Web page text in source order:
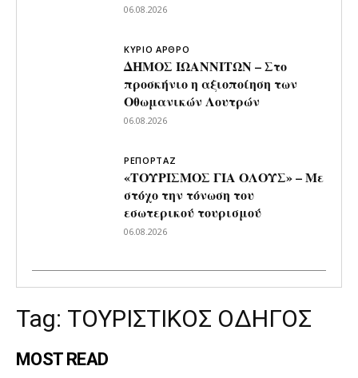
06.08.2026
ΚΥΡΙΟ ΑΡΘΡΟ
ΔΗΜΟΣ ΙΩΑΝΝΙΤΩΝ – Στο
προσκήνιο η αξιοποίηση των
Οθωμανικών Λουτρών
06.08.2026
ΡΕΠΟΡΤΑΖ
«ΤΟΥΡΙΣΜΟΣ ΓΙΑ ΟΛΟΥΣ» – Με
στόχο την τόνωση του
εσωτερικού τουρισμού
06.08.2026
Tag: ΤΟΥΡΙΣΤΙΚΟΣ ΟΔΗΓΟΣ
MOST READ